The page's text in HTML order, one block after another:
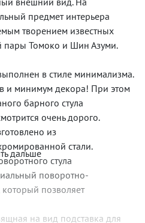
предмет интерьера
творением известных
пары Томоко и Шин Азуми.
в стиле минимализма.
и минимум декора! При этом
барного стула
очень дорого.
из
стали.
стула
поворотно-
позволяет
на вид подставка для
дальше